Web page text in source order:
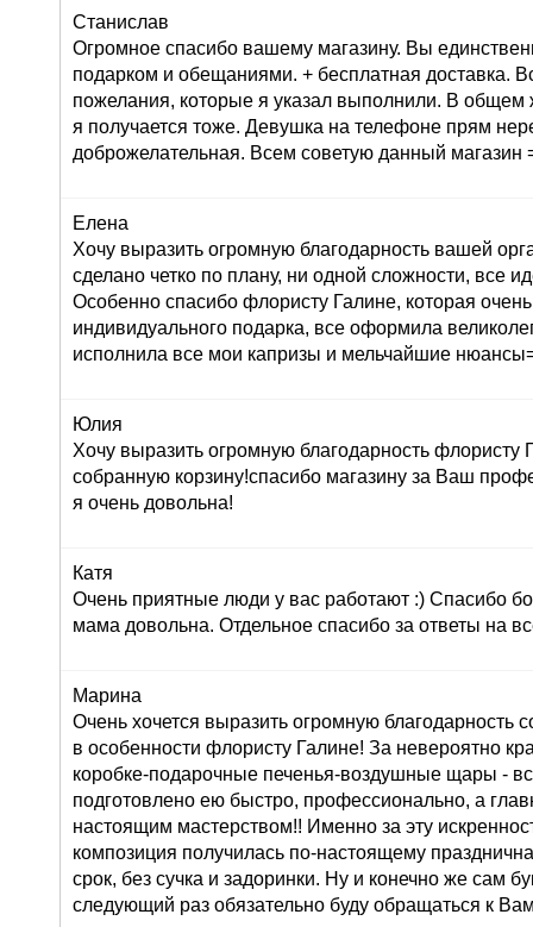
Станислав
Огромное спасибо вашему магазину. Вы
подарком и обещаниями. + бесплатная доставка.
пожелания, которые я указал выполнили. В общем
я получается тоже. Девушка на телефоне прям
доброжелательная. Всем советую данный магазин
Елена
Хочу выразить огромную благодарность вашей
сделано четко по плану, ни одной сложности, все
Особенно спасибо флористу Галине, которая
индивидуального подарка, все оформила
исполнила все мои капризы и мельчайшие
Юлия
Хочу выразить огромную благодарность флористу
собранную корзину!спасибо магазину за Ваш
я очень довольна!
Катя
Очень приятные люди у вас работают :) Спасибо
мама довольна. Отдельное спасибо за ответы на
Марина
Очень хочется выразить огромную благодарность
в особенности флористу Галине! За невероятно
коробке-подарочные печенья-воздушные щары -
подготовлено ею быстро, профессионально, а
настоящим мастерством!! Именно за эту
композиция получилась по-настоящему
срок, без сучка и задоринки. Ну и конечно же сам
следующий раз обязательно буду обращаться к